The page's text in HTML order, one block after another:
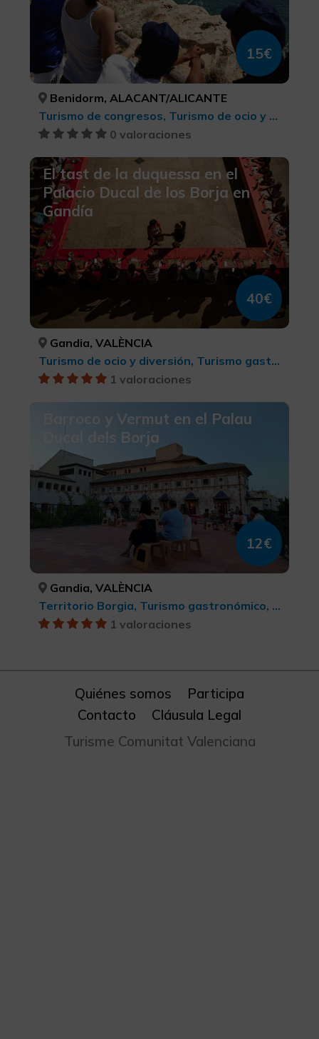
15€
Benidorm, ALACANT/ALICANTE
Turismo de congresos, Turismo de ocio y diversión, Turismo cultural, Turismo cultural
0 valoraciones
El tast de la duquessa en el
Palacio Ducal de los Borja en
Gandía
40€
Gandia, VALÈNCIA
Turismo de ocio y diversión, Turismo gastronómico, Territorio Borgia, Turismo cultural
1 valoraciones
Barroco y Vermut en el Palau
Ducal dels Borja
12€
Gandia, VALÈNCIA
Territorio Borgia, Turismo gastronómico, Turismo cultural
1 valoraciones
Quiénes somos
Participa
Contacto
Cláusula Legal
Turisme Comunitat Valenciana